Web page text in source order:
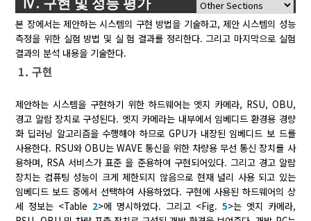
본 장에서는 제안하는 시스템의 구현 방법을 기술하고, 제안 시스템의 성능
측정을 위한 실험 방법 및 실 험 결과를 정리한다. 그리고 마지막으로 실험
결과의 분석 내용을 기술한다.
1. 구현
제안하는 시스템을 구현하기 위한 하드웨어는 엣지 카메라, RSU, OBU,
경고 알람 장치로 구성된다. 엣지 카메라는 내부에서 임베디드 환경용 경량
화 딥러닝 알고리즘을 수행해야 하므로 GPU가 내장된 임베디드 보 드를
사용한다. RSU와 OBU는 WAVE 통신을 위한 차량용 무선 통신 장치를 사
용하며, RSA 서비스가 표준 을 준용하여 구현되어있다. 그리고 경고 알람
장치는 컴퓨팅 성능이 크게 제한되지 않음으로 현재 널리 사용 되고 있는
임베디드 보드 중에서 선택하여 사용하였다. 구현에 사용된 하드웨어의 상
세 정보는 <Table 2>에 명시하였다. 그리고 <Fig. 5>는 엣지 카메라,